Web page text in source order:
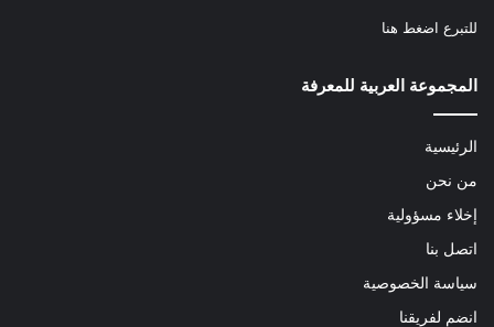
للتبرع اضغط هنا
المجموعة العربية للمعرفة
الرئيسية
من نحن
إخلاء مسؤولية
اتصل بنا
سياسة الخصوصية
انضم لفريقنا